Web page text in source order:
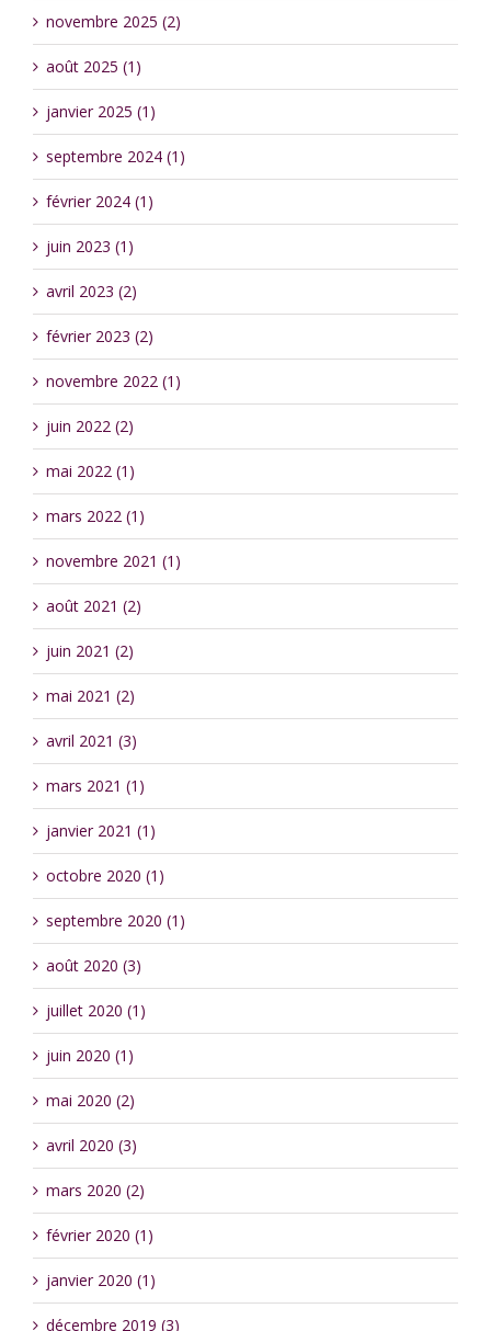
novembre 2025 (2)
août 2025 (1)
janvier 2025 (1)
septembre 2024 (1)
février 2024 (1)
juin 2023 (1)
avril 2023 (2)
février 2023 (2)
novembre 2022 (1)
juin 2022 (2)
mai 2022 (1)
mars 2022 (1)
novembre 2021 (1)
août 2021 (2)
juin 2021 (2)
mai 2021 (2)
avril 2021 (3)
mars 2021 (1)
janvier 2021 (1)
octobre 2020 (1)
septembre 2020 (1)
août 2020 (3)
juillet 2020 (1)
juin 2020 (1)
mai 2020 (2)
avril 2020 (3)
mars 2020 (2)
février 2020 (1)
janvier 2020 (1)
décembre 2019 (3)